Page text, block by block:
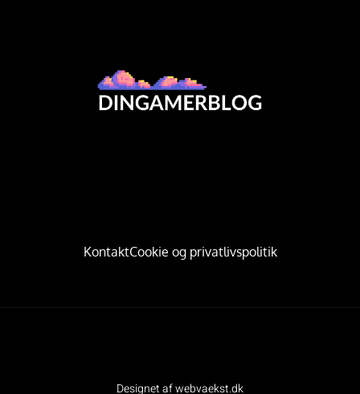
KontaktCookie og privatlivspolitik
Designet af webvaekst.dk